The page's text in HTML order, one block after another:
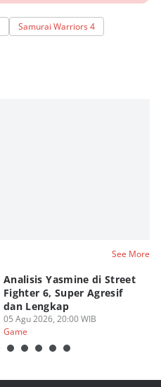
Samurai Warriors 4
See More
Analisis Yasmine di Street
Fighter 6, Super Agresif
dan Lengkap
05 Agu 2026, 20:00 WIB
Game